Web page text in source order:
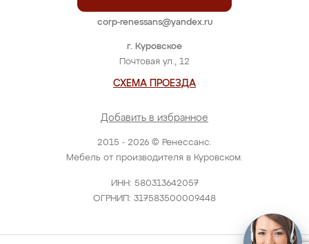
2015 - 2026 © Ренессанс.
Мебель от производителя в Куровском.
ИНН: 580313642057
ОГРНИП: 317583500009448
г. Куровское
Почтовая ул., 12
СХЕМА ПРОЕЗДА
Добавить в избранное
corp-renessans@yandex.ru